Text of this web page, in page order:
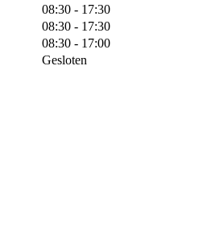
08:30 - 17:30
08:30 - 17:30
08:30 - 17:00
Gesloten